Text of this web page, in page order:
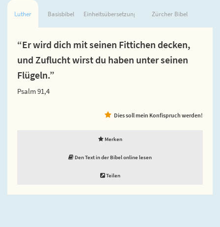
Luther Basisbibel Einheitsübersetzung Zürcher Bibel
“Er wird dich mit seinen Fittichen decken,
und Zuflucht wirst du haben unter seinen
Flügeln.”
Psalm 91,4
Dies soll mein Konfispruch werden!
Merken
Den Text in der Bibel online lesen
Teilen